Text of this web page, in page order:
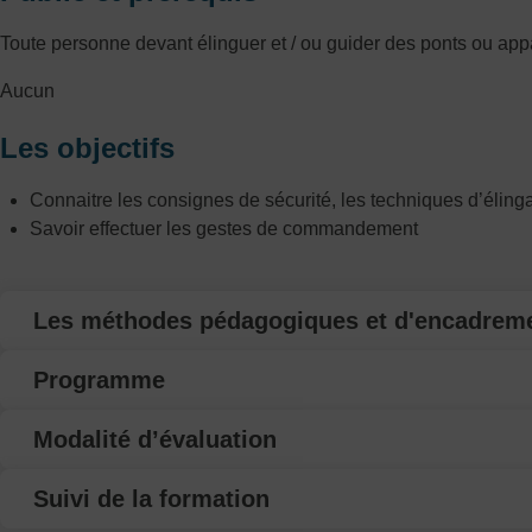
Toute personne devant élinguer et / ou guider des ponts ou
Aucun
Les objectifs
Connaitre les consignes de sécurité, les techniques
Savoir effectuer les gestes de commandement
Les méthodes pédagogiques et
Programme
Modalité d’évaluation
Suivi de la formation